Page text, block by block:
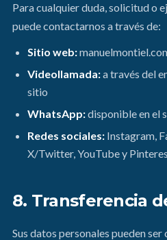
Para cualquier duda, solicitud o
puede contactarnos a través de:
Sitio web:
Videollamada:a través del
sitio
WhatsApp:disponible en el
Redes sociales: Instagram,
X/Twitter, YouTube y
8. Transferencia
Sus datos personales pueden